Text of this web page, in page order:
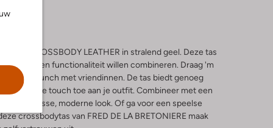
CROSSBODY LEATHER in stralend geel. Deze tas
die stijl en functionaliteit willen combineren. Draag 'm
gezellige lunch met vriendinnen. De tas biedt genoeg
een vrolijke touch toe aan je outfit. Combineer met een
een frisse, moderne look. Of ga voor een speelse
crossbodytas van FRED DE LA BRETONIERE maak